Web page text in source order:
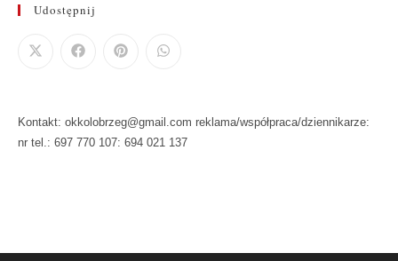
Udostępnij
Kontakt: okkolobrzeg@gmail.com reklama/współpraca/dziennikarze:
nr tel.: 697 770 107: 694 021 137